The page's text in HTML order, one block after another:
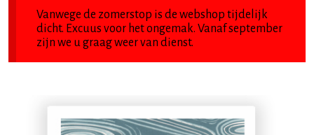
Vanwege de zomerstop is de webshop tijdelijk
dicht. Excuus voor het ongemak. Vanaf september
zijn we u graag weer van dienst.